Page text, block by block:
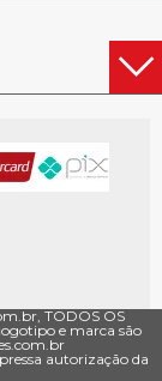
TODOS OS
e marca são
autorização da